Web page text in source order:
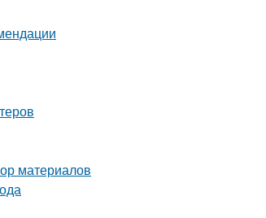
материалов